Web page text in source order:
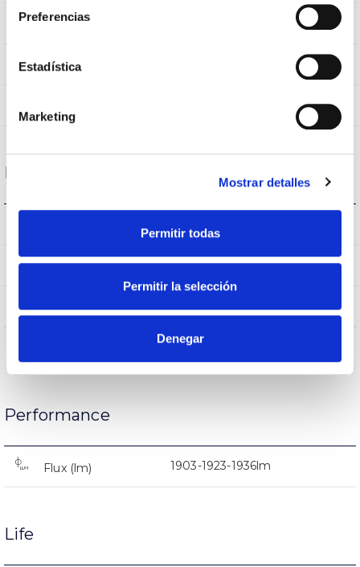
Preferencias
Estadística
Marketing
Mostrar detalles
Permitir todas
Permitir la selección
Denegar
CRI Colour rendering index
Opening angle
Housing and Finish
IP Tightness index
Current (A) IP65
Body color
Performance
Flux (lm) 1903-1923-1936lm
Life